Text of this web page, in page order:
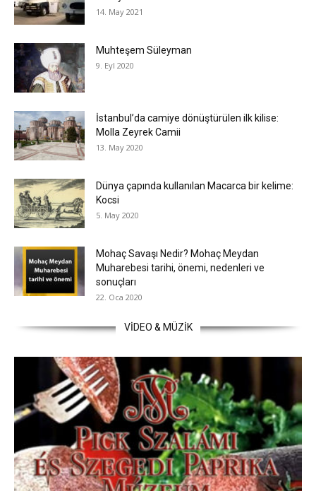
14. May 2021
Muhteşem Süleyman
9. Eyl 2020
İstanbul’da camiye dönüştürülen ilk kilise:
Molla Zeyrek Camii
13. May 2020
Dünya çapında kullanılan Macarca bir kelime:
Kocsi
5. May 2020
Mohaç Savaşı Nedir? Mohaç Meydan
Muharebesi tarihi, önemi, nedenleri ve
sonuçları
22. Oca 2020
VİDEO & MÜZİK